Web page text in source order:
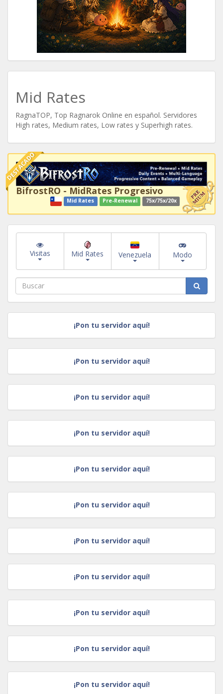
Mid Rates
RagnaTOP, Top Ragnarok Online en español. Servidores
High rates, Medium rates, Low rates y Superhigh rates.
DESTACADO
BifrostRO - MidRates Progresivo
Mid Rates Pre-Renewal 75x/75x/20x
Visitas Mid Rates Venezuela Modo
¡Pon tu servidor aquí!
¡Pon tu servidor aquí!
¡Pon tu servidor aquí!
¡Pon tu servidor aquí!
¡Pon tu servidor aquí!
¡Pon tu servidor aquí!
¡Pon tu servidor aquí!
¡Pon tu servidor aquí!
¡Pon tu servidor aquí!
¡Pon tu servidor aquí!
¡Pon tu servidor aquí!